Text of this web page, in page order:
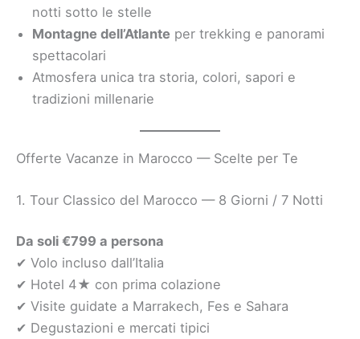
notti sotto le stelle
Montagne dell’Atlante per trekking e panorami
spettacolari
Atmosfera unica tra storia, colori, sapori e
tradizioni millenarie
Offerte Vacanze in Marocco — Scelte per Te
1. Tour Classico del Marocco — 8 Giorni / 7 Notti
Da soli €799 a persona
✔ Volo incluso dall’Italia
✔ Hotel 4★ con prima colazione
✔ Visite guidate a Marrakech, Fes e Sahara
✔ Degustazioni e mercati tipici